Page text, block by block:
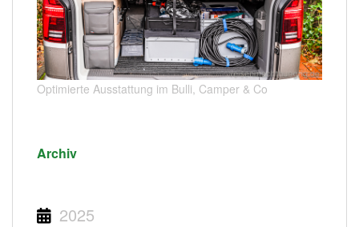
Optimierte Ausstattung im Bulli, Camper & Co
Archiv
2025